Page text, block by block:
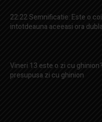
22:22 Semnificatie: Este o
intotdeauna aceeasi ora
Vineri 13 este o zi cu
presupusa zi cu ghinion